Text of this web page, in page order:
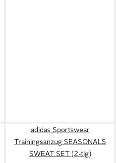
adidas Sportswear
Trainingsanzug SEASONALS
SWEAT SET (2-tlg)